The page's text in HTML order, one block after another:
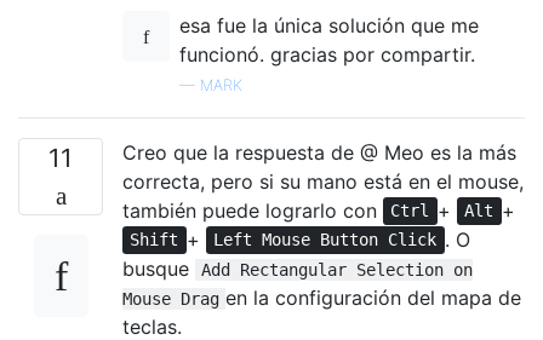
esa fue la única solución que me
funcionó. gracias por compartir.
— MARK
11
Creo que la respuesta de @ Meo es la más
correcta, pero si su mano está en el mouse,
también puede lograrlo con
Ctrl + Alt +
Shift + Left Mouse Button Click . O
busque
Add Rectangular Selection on
Mouse Drag en la configuración del mapa de
teclas.